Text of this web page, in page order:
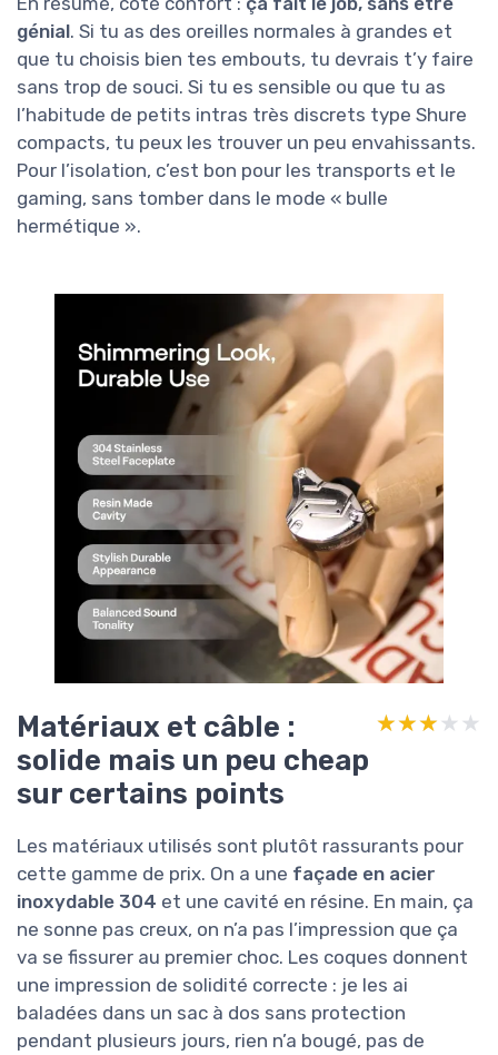
génial. Si tu as des oreilles normales à grandes et
que tu choisis bien tes embouts, tu devrais t’y faire
sans trop de souci. Si tu es sensible ou que tu as
l’habitude de petits intras très discrets type Shure
compacts, tu peux les trouver un peu envahissants.
Pour l’isolation, c’est bon pour les transports et le
gaming, sans tomber dans le mode « bulle
hermétique ».
Matériaux et câble :
solide mais un peu cheap
sur certains points
★★★★★
★★★★★
Les matériaux utilisés sont plutôt rassurants pour
cette gamme de prix. On a une façade en acier
inoxydable 304 et une cavité en résine. En main, ça
ne sonne pas creux, on n’a pas l’impression que ça
va se fissurer au premier choc. Les coques donnent
une impression de solidité correcte : je les ai
baladées dans un sac à dos sans protection
pendant plusieurs jours, rien n’a bougé, pas de